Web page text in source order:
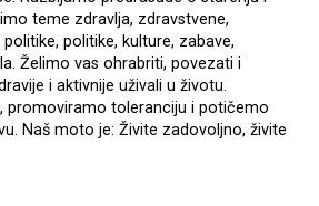
teme zdravlja, zdravstvene,
politike, kulture, zabave,
Želimo vas ohrabriti, povezati i
i aktivnije uživali u životu.
promoviramo toleranciju i potičemo
Naš moto je: Živite zadovoljno, živite